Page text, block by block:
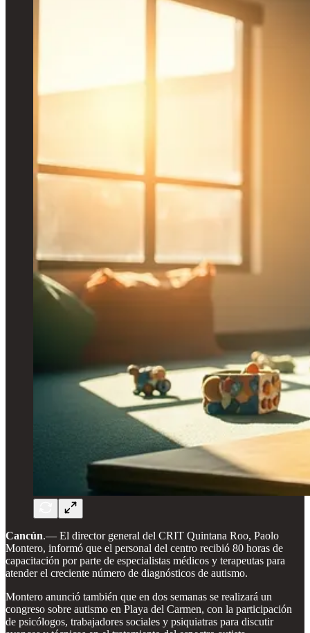
Cancún.— El director general del CRIT Quintana Roo, Paolo
Montero, informó que el personal del centro recibió 80 horas de
capacitación por parte de especialistas médicos y terapeutas para
atender el creciente número de diagnósticos de autismo.
Montero anunció también que en dos semanas se realizará un
congreso sobre autismo en Playa del Carmen, con la participación
de psicólogos, trabajadores sociales y psiquiatras para discutir